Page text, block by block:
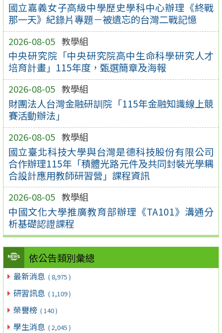
國立嘉義女子高級中學歷史學科中心辦理《終戰
那一天》紀錄片專題－被遺忘的台灣二戰記憶
2026-08-05 教學組
中央研究院「中央研究院高中生命科學研究人才
培育計畫」115年度，甄選簡章及海報
2026-08-05 教學組
財團法人台灣金融研訓院「115年金融知識線上競
賽活動辦法」
2026-08-05 教學組
國立臺北科技大學與台灣是德科技股份有限公司
合作辦理115年「積體光路元件及共同封裝光學耦
合設計應用教師研習營」課程資訊
2026-08-05 教學組
中國文化大學推廣教育部辦理《TA101》溝通分
析基礎認證課程
依公告類別彙總
最新消息 ( 8,975 )
研習訊息 ( 1,109 )
榮譽榜 ( 140 )
學生消息 ( 2,045 )